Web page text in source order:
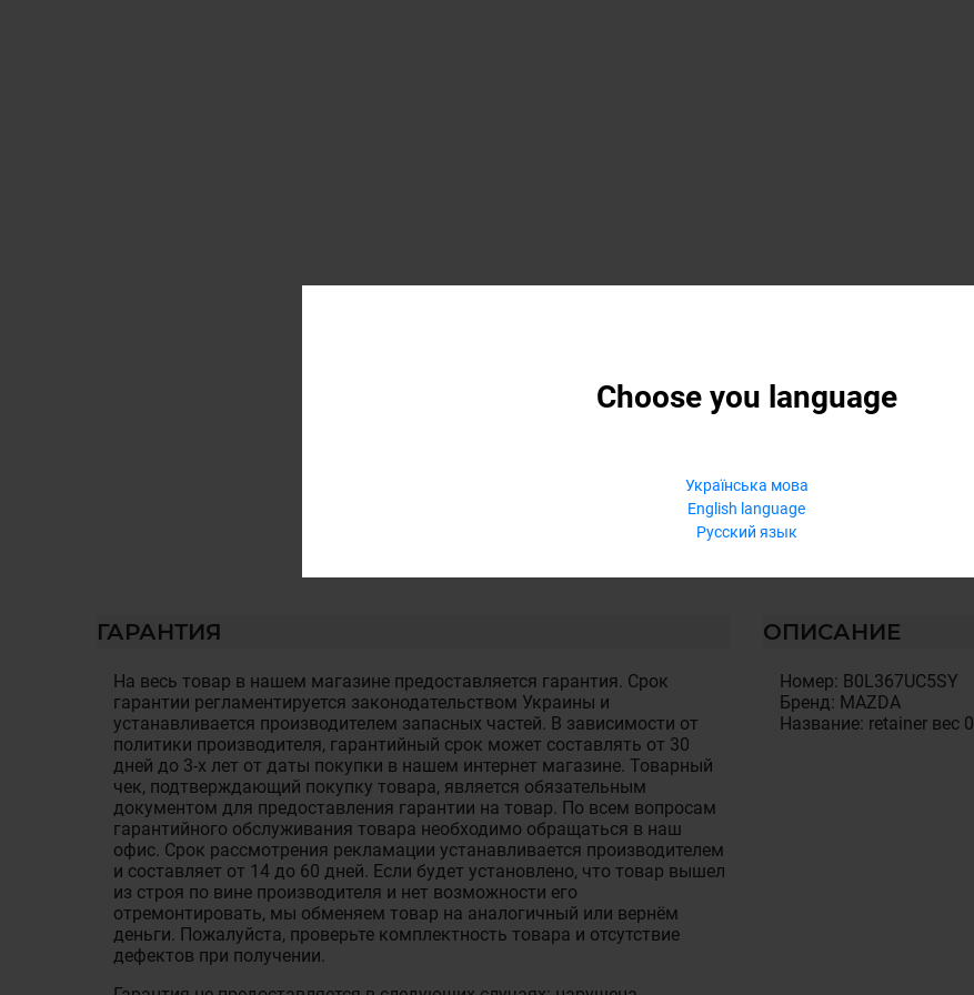
Choose you language
Українська мова
English language
Русский язык
ГАРАНТИЯ
На весь товар в нашем магазине предоставляется гарантия. Срок
гарантии регламентируется законодательством Украины и
устанавливается производителем запасных частей. В зависимости от
политики производителя, гарантийный срок может составлять от 30
дней до 3-х лет от даты покупки в нашем интернет магазине. Товарный
чек, подтверждающий покупку товара, является обязательным
документом для предоставления гарантии на товар. По всем вопросам
гарантийного обслуживания товара необходимо обращаться в наш
офис. Срок рассмотрения рекламации устанавливается производителем
и составляет от 14 до 60 дней. Если будет установлено, что товар вышел
из строя по вине производителя и нет возможности его
отремонтировать, мы обменяем товар на аналогичный или вернём
деньги. Пожалуйста, проверьте комплектность товара и отсутствие
дефектов при получении.
ОПИСАНИЕ
Номер: B0L367UC5SY
Бренд: MAZDA
Название: retainer вес 0